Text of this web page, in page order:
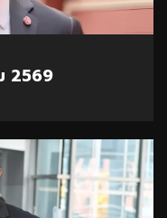
2569